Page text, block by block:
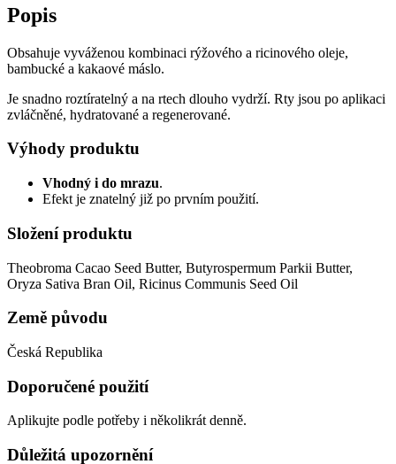
Popis
Obsahuje vyváženou kombinaci rýžového a ricinového oleje,
bambucké a kakaové máslo.
Je snadno roztíratelný a na rtech dlouho vydrží. Rty jsou po aplikaci
zvláčněné, hydratované a regenerované.
Výhody produktu
Vhodný i do mrazu.
Efekt je znatelný již po prvním použití.
Složení produktu
Theobroma Cacao Seed Butter, Butyrospermum Parkii Butter,
Oryza Sativa Bran Oil, Ricinus Communis Seed Oil
Země původu
Česká Republika
Doporučené použití
Aplikujte podle potřeby i několikrát denně.
Důležitá upozornění